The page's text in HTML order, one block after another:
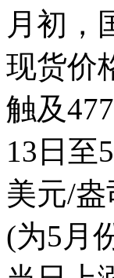
月初，
现货价
触及
13日至
美元/
(为5月